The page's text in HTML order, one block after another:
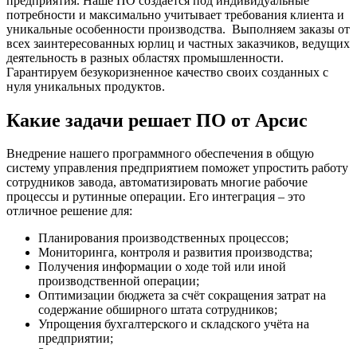
потребности и максимально учитывает требования клиента и
уникальные особенности производства. Выполняем заказы от
всех заинтересованных юрлиц и частных заказчиков, ведущих
деятельность в разных областях промышленности.
Гарантируем безукоризненное качество своих созданных с
нуля уникальных продуктов.
Какие задачи решает ПО от Арсис
Внедрение нашего программного обеспечения в общую
систему управления предприятием поможет упростить работу
сотрудников завода, автоматизировать многие рабочие
процессы и рутинные операции. Его интеграция – это
отличное решение для:
Планирования производственных процессов;
Мониторинга, контроля и развития производства;
Получения информации о ходе той или иной
производственной операции;
Оптимизации бюджета за счёт сокращения затрат на
содержание обширного штата сотрудников;
Упрощения бухгалтерского и складского учёта на
предприятии;